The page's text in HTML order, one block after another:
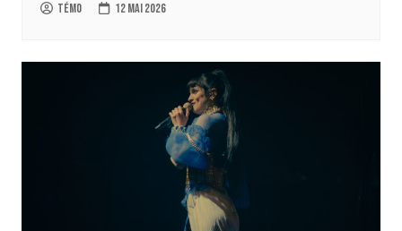
Témo 12 mai 2026